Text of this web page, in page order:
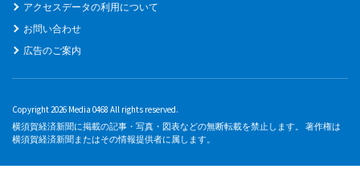
アクセスデータの利用について
お問い合わせ
広告のご案内
Copyright 2026 Media 0468 All rights reserved.
横須賀経済新聞に掲載の記事・写真・図表などの無断転載を禁止します。 著作権は
横須賀経済新聞またはその情報提供者に属します。